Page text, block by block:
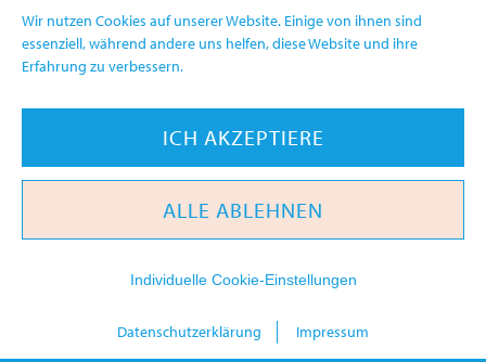
Wir nutzen Cookies auf unserer Website. Einige von ihnen sind
essenziell, während andere uns helfen, diese Website und ihre
Erfahrung zu verbessern.
ICH AKZEPTIERE
ALLE ABLEHNEN
Individuelle Cookie-Einstellungen
Datenschutzerklärung Impressum